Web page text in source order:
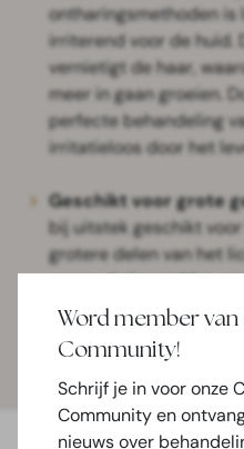
Word member van
Community!
Schrijf je in voor onze
Community en
nieuws over
ontharingsmethoden is
irriterend voor de huid.
vernietigt de haar,
meer in gaan groeien.
perfecte behandeling
irritatieloos door het
Geschikt voor grote
bij uitstek geschikt
grotere delen van het
rug en de borst. Met
dit super snel. Perfect